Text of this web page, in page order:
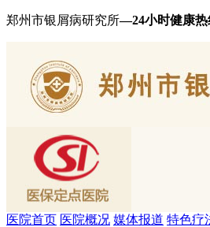
郑州市银屑病研究所—24小时健康热
医院首页 医院概况 媒体报道 特色疗